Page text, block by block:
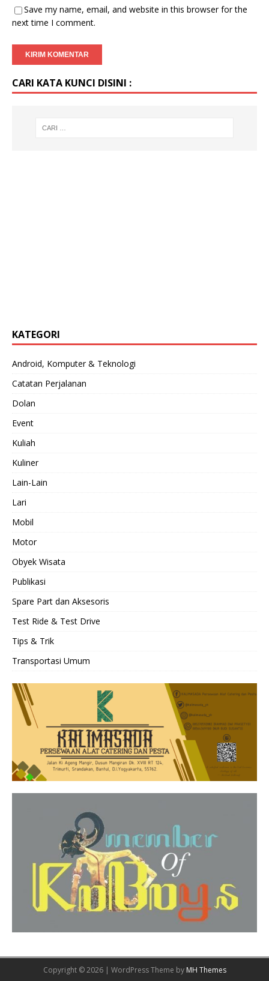
Save my name, email, and website in this browser for the
next time I comment.
CARI KATA KUNCI DISINI :
KATEGORI
Android, Komputer & Teknologi
Catatan Perjalanan
Dolan
Event
Kuliah
Kuliner
Lain-Lain
Lari
Mobil
Motor
Obyek Wisata
Publikasi
Spare Part dan Aksesoris
Test Ride & Test Drive
Tips & Trik
Transportasi Umum
Copyright © 2026 | WordPress Theme by MH Themes